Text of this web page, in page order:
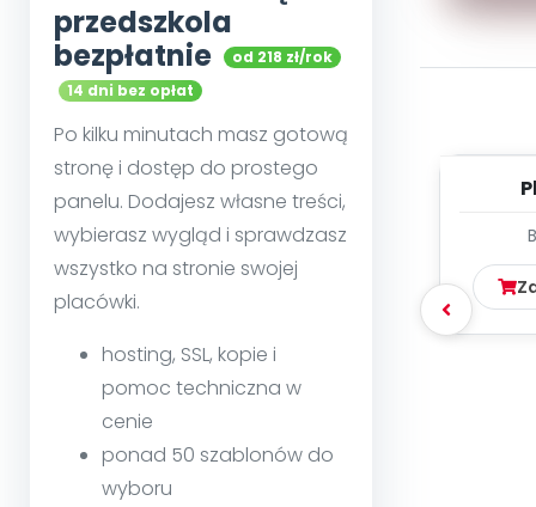
przedszkola
bezpłatnie
od 218 zł/rok
14 dni bez opłat
Po kilku minutach masz gotową
stronę i dostęp do prostego
panelu. Dodajesz własne treści,
wybierasz wygląd i sprawdzasz
wszystko na stronie swojej
placówki.
hosting, SSL, kopie i
pomoc techniczna w
cenie
ponad 50 szablonów do
wyboru